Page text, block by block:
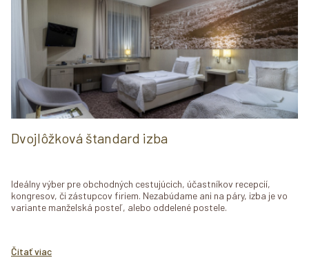
Dvojlôžková štandard izba
Ideálny výber pre obchodných cestujúcich, účastníkov recepcií,
kongresov, či zástupcov firiem. Nezabúdame ani na páry, izba je vo
variante manželská posteľ, alebo oddelené postele.
Čítať viac